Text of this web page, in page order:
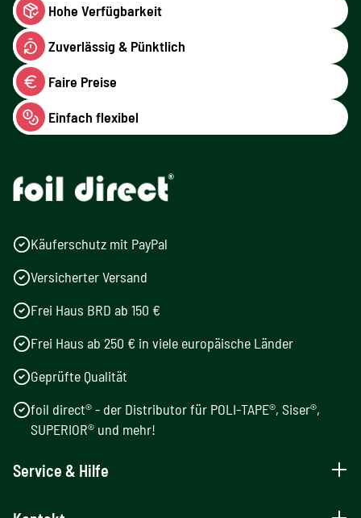
Hohe Verfügbarkeit
Zuverlässig & Pünktlich
Faire Preise
Einfach flexibel
Käuferschutz mit PayPal
Versicherter Versand
Frei Haus BRD ab 150 €
Frei Haus ab 250 € in viele europäische Länder
Geprüfte Qualität
foil direct® - der Distributor für POLI-TAPE®, Siser®,
SUPERIOR® und mehr!
Service & Hilfe